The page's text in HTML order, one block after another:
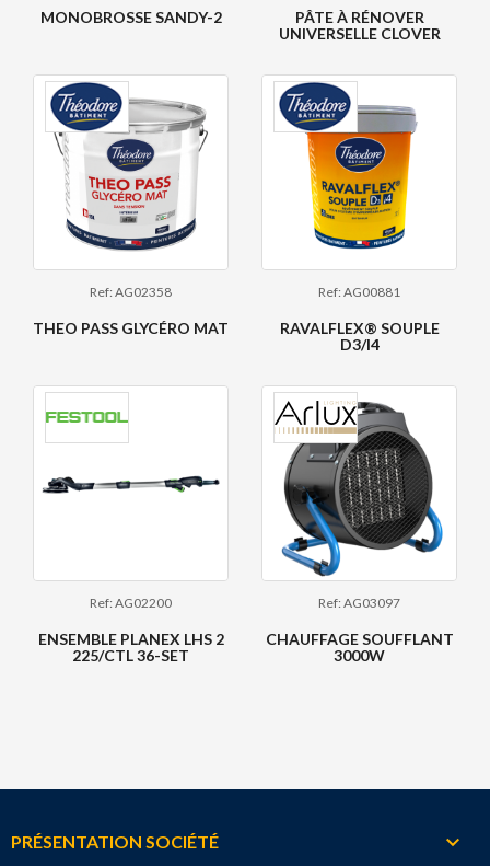
MONOBROSSE SANDY-2
PÂTE À RÉNOVER
UNIVERSELLE CLOVER
Ref: AG02358
THEO PASS GLYCÉRO MAT
Ref: AG00881
RAVALFLEX® SOUPLE
D3/I4
Ref: AG02200
ENSEMBLE PLANEX LHS 2
225/CTL 36-SET
Ref: AG03097
CHAUFFAGE SOUFFLANT
3000W
PRÉSENTATION SOCIÉTÉ 